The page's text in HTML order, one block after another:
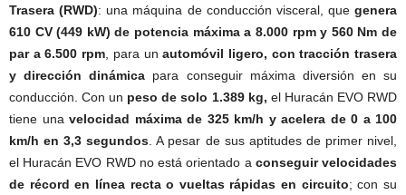
Trasera (RWD): una máquina de conducción visceral, que genera
610 CV (449 kW) de potencia máxima a 8.000 rpm y 560 Nm de
par a 6.500 rpm, para unautomóvil ligero, con tracción trasera
y dirección dinámica para conseguir máxima diversión en su
conducción. Con un peso de solo 1.389 kg, el Huracán EVO RWD
tiene una velocidad máxima de 325 km/h y acelera de 0 a 100
km/h en 3,3 segundos. A pesar de sus aptitudes de primer nivel,
el Huracán EVO RWD no está orientado aconseguir velocidades
de récord en línea recta o vueltas rápidas en circuito; con su